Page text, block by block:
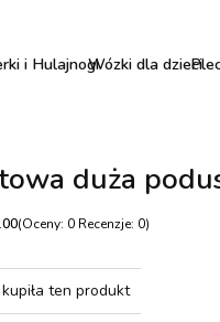
i HulajnogiWózki dla dzieci
duża
(Oceny: 0 Recenzje: 0)
ten produkt